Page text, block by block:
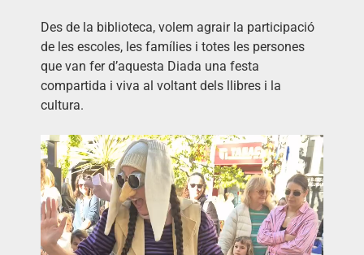
Des de la biblioteca, volem agrair la participació
de les escoles, les famílies i totes les persones
que van fer d’aquesta Diada una festa
compartida i viva al voltant dels llibres i la
cultura.
Reproductor
de
vídeo